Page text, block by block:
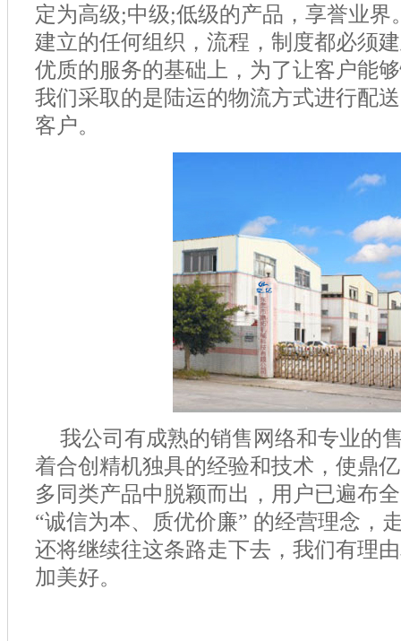
定为高级;中级;低级的产品，享誉业界
建立的任何组织，流程，制度都必须
优质的服务的基础上，为了让客户能
我们采取的是陆运的物流方式进行配
客户。
我公司有成熟的销售网络和专业的
着合创精机独具的经验和技术，使鼎
多同类产品中脱颖而出，用户已遍布
“诚信为本、质优价廉” 的经营理念，
还将继续往这条路走下去，我们有理
加美好。